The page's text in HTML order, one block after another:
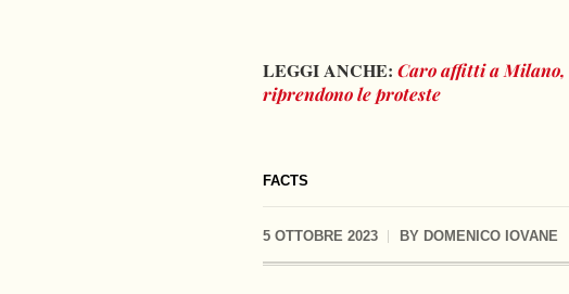
FACTS
5 OTTOBRE 2023 BY DOMENICO IOVANE
LEGGI ANCHE: Caro affitti a Milano,
riprendono le proteste